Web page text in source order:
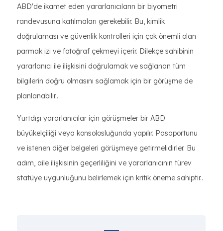
ABD'de ikamet eden yararlanıcıların bir biyometri
randevusuna katılmaları gerekebilir. Bu, kimlik
doğrulaması ve güvenlik kontrolleri için çok önemli olan
parmak izi ve fotoğraf çekmeyi içerir. Dilekçe sahibinin
yararlanıcı ile ilişkisini doğrulamak ve sağlanan tüm
bilgilerin doğru olmasını sağlamak için bir görüşme de
planlanabilir..
Yurtdışı yararlanıcılar için görüşmeler bir ABD
büyükelçiliği veya konsolosluğunda yapılır. Pasaportunu
ve istenen diğer belgeleri görüşmeye getirmelidirler. Bu
adım, aile ilişkisinin geçerliliğini ve yararlanıcının türev
statüye uygunluğunu belirlemek için kritik öneme sahiptir..